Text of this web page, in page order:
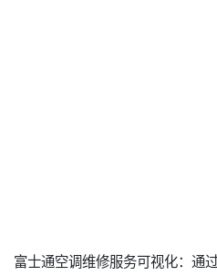
富士通空调维修服务可视化：通